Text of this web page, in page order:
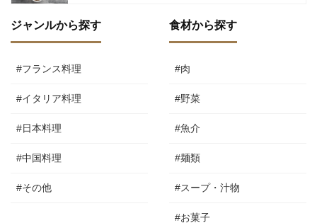
ジャンルから探す
#フランス料理
#イタリア料理
#日本料理
#中国料理
#その他
食材から探す
#肉
#野菜
#魚介
#麺類
#スープ・汁物
#お菓子